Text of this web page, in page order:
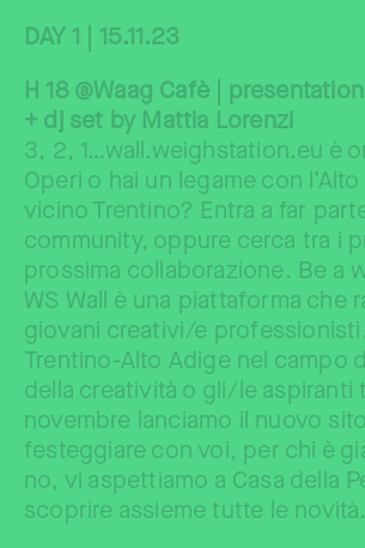
DAY 1 | 15.11.23
H 18 @Waag Cafè | presentation
+ dj set by Mattia Lorenzi
3, 2, 1…wall.weighstation.eu è
Operi o hai un legame con l’Alto
vicino Trentino? Entra a far
community, oppure cerca tra i
prossima collaborazione. Be a
WS Wall è una piattaforma che
giovani creativi/e
Trentino-Alto Adige nel campo
della creatività o gli/le aspiranti
novembre lanciamo il nuovo
festeggiare con voi, per chi è
no, vi aspettiamo a Casa della
scoprire assieme tutte le novità.